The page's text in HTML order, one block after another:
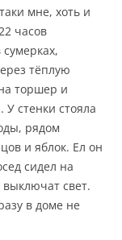
мне, хоть и
часов
тёплую
торшер и
стенки стояла
рядом
и яблок. Ел он
сидел на
свет.
в доме не